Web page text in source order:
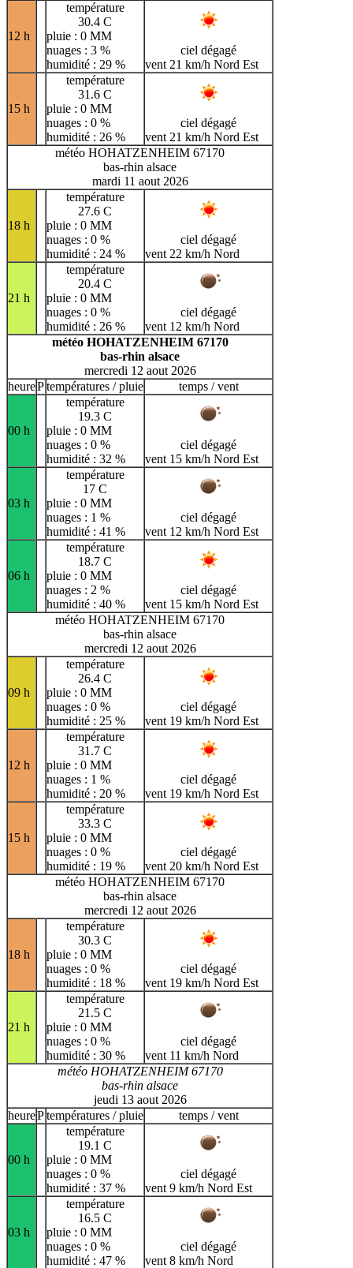
12 h
température
30.4 C
pluie : 0 MM
nuages : 3 %
humidité : 29 %
ciel dégagé
vent 21 km/h Nord Est
15 h
température
31.6 C
pluie : 0 MM
nuages : 0 %
humidité : 26 %
ciel dégagé
vent 21 km/h Nord Est
météo HOHATZENHEIM 67170
bas-rhin alsace
mardi 11 aout 2026
18 h
température
27.6 C
pluie : 0 MM
nuages : 0 %
humidité : 24 %
ciel dégagé
vent 22 km/h Nord
21 h
température
20.4 C
pluie : 0 MM
nuages : 0 %
humidité : 26 %
ciel dégagé
vent 12 km/h Nord
météo HOHATZENHEIM 67170
bas-rhin alsace
mercredi 12 aout 2026
heurePtempératures / pluie temps / vent
00 h
température
19.3 C
pluie : 0 MM
nuages : 0 %
humidité : 32 %
ciel dégagé
vent 15 km/h Nord Est
03 h
température
17 C
pluie : 0 MM
nuages : 1 %
humidité : 41 %
ciel dégagé
vent 12 km/h Nord Est
06 h
température
18.7 C
pluie : 0 MM
nuages : 2 %
humidité : 40 %
ciel dégagé
vent 15 km/h Nord Est
météo HOHATZENHEIM 67170
bas-rhin alsace
mercredi 12 aout 2026
09 h
température
26.4 C
pluie : 0 MM
nuages : 0 %
humidité : 25 %
ciel dégagé
vent 19 km/h Nord Est
12 h
température
31.7 C
pluie : 0 MM
nuages : 1 %
humidité : 20 %
ciel dégagé
vent 19 km/h Nord Est
15 h
température
33.3 C
pluie : 0 MM
nuages : 0 %
humidité : 19 %
ciel dégagé
vent 20 km/h Nord Est
météo HOHATZENHEIM 67170
bas-rhin alsace
mercredi 12 aout 2026
18 h
température
30.3 C
pluie : 0 MM
nuages : 0 %
humidité : 18 %
ciel dégagé
vent 19 km/h Nord Est
21 h
température
21.5 C
pluie : 0 MM
nuages : 0 %
humidité : 30 %
ciel dégagé
vent 11 km/h Nord
météo HOHATZENHEIM 67170
bas-rhin alsace
jeudi 13 aout 2026
heurePtempératures / pluie temps / vent
00 h
température
19.1 C
pluie : 0 MM
nuages : 0 %
humidité : 37 %
ciel dégagé
vent 9 km/h Nord Est
03 h
température
16.5 C
pluie : 0 MM
nuages : 0 %
humidité : 47 %
ciel dégagé
vent 8 km/h Nord